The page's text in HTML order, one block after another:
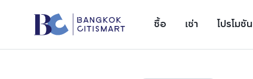
ซื้อ เช่า โปรโมชัน